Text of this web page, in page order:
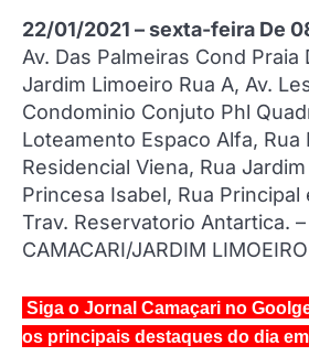
22/01/2021 – sexta-feira De
Av. Das Palmeiras Cond Praia
Jardim Limoeiro Rua A, Av.
Condominio Conjuto Phl
Loteamento Espaco Alfa, Rua
Residencial Viena, Rua
Princesa Isabel, Rua Principal
Trav. Reservatorio Antartica. –
CAMACARI/JARDIM LIMOEIRO
Siga o Jornal Camaçari no
os principais destaques do dia